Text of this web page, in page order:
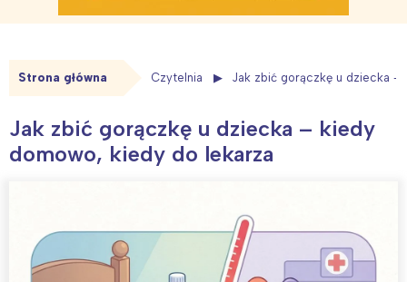
Strona główna Czytelnia Jak zbić gorączkę u dziecka –
Jak zbić gorączkę u dziecka – kiedy
domowo, kiedy do lekarza